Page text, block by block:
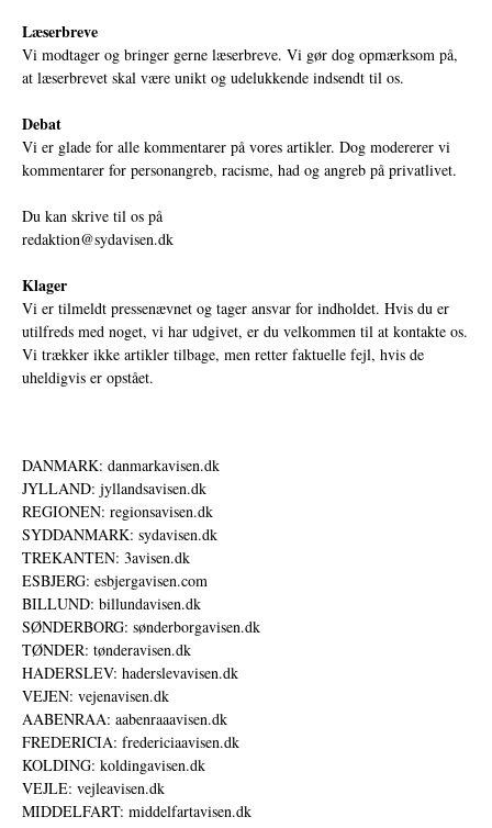
Læserbreve
Vi modtager og bringer gerne læserbreve. Vi gør dog opmærksom på,
at læserbrevet skal være unikt og udelukkende indsendt til os.
Debat
Vi er glade for alle kommentarer på vores artikler. Dog modererer vi
kommentarer for personangreb, racisme, had og angreb på privatlivet.
Du kan skrive til os på
redaktion@sydavisen.dk
Klager
Vi er tilmeldt pressenævnet og tager ansvar for indholdet. Hvis du er
utilfreds med noget, vi har udgivet, er du velkommen til at kontakte os.
Vi trækker ikke artikler tilbage, men retter faktuelle fejl, hvis de
uheldigvis er opstået.
DANMARK: danmarkavisen.dk
JYLLAND: jyllandsavisen.dk
REGIONEN: regionsavisen.dk
SYDDANMARK: sydavisen.dk
TREKANTEN: 3avisen.dk
ESBJERG: esbjergavisen.com
BILLUND: billundavisen.dk
SØNDERBORG: sønderborgavisen.dk
TØNDER: tønderavisen.dk
HADERSLEV: haderslevavisen.dk
VEJEN: vejenavisen.dk
AABENRAA: aabenraaavisen.dk
FREDERICIA: fredericiaavisen.dk
KOLDING: koldingavisen.dk
VEJLE: vejleavisen.dk
MIDDELFART: middelfartavisen.dk